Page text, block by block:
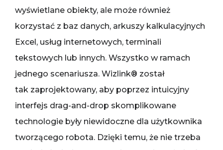
wyświetlane obiekty, ale może również
korzystać z baz danych, arkuszy kalkulacyjnych
Excel, usług internetowych, terminali
tekstowych lub innych. Wszystko w ramach
jednego scenariusza. Wizlink® został
tak zaprojektowany, aby poprzez intuicyjny
interfejs drag-and-drop skomplikowane
technologie były niewidoczne dla użytkownika
tworzącego robota. Dzięki temu, że nie trzeba